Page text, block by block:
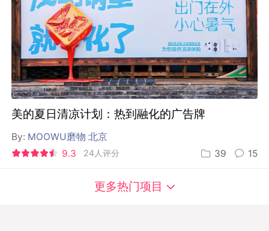
美的夏日清凉计划：热到融化的广告牌
By: MOOWU磨物 北京
9.3
24人评分 39 15
更多热门项目